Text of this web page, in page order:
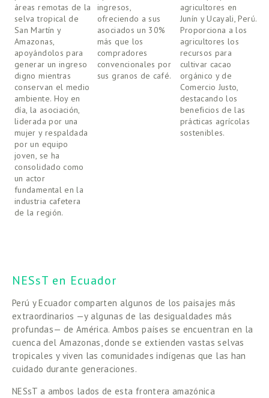
áreas remotas de la
selva tropical de
San Martín y
Amazonas,
apoyándolos para
generar un ingreso
digno mientras
conservan el medio
ambiente. Hoy en
día, la asociación,
liderada por una
mujer y respaldada
por un equipo
joven, se ha
consolidado como
un actor
fundamental en la
industria cafetera
de la región.
ingresos,
ofreciendo a sus
asociados un 30%
más que los
compradores
convencionales por
sus granos de café.
agricultores en
Junín y Ucayali, Perú.
Proporciona a los
agricultores los
recursos para
cultivar cacao
orgánico y de
Comercio Justo,
destacando los
beneficios de las
prácticas agrícolas
sostenibles.
NESsT en Ecuador
Perú y Ecuador comparten algunos de los paisajes más
extraordinarios —y algunas de las desigualdades más
profundas— de América. Ambos países se encuentran en la
cuenca del Amazonas, donde se extienden vastas selvas
tropicales y viven las comunidades indígenas que las han
cuidado durante generaciones.
NESsT a ambos lados de esta frontera amazónica